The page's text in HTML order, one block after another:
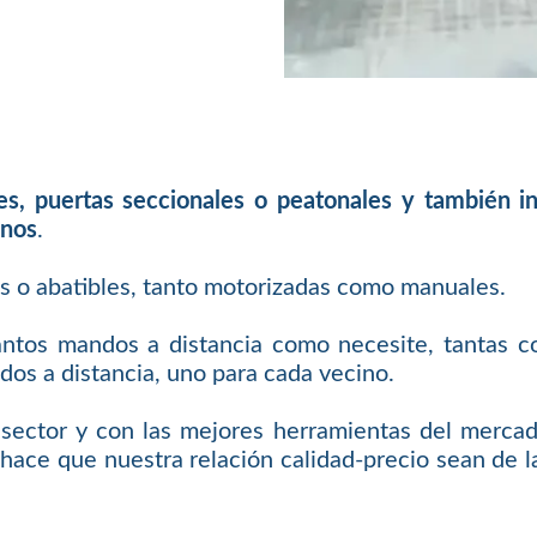
puertas seccionales o peatonales y también
.
abatibles, tanto motorizadas como manuales.
mandos a distancia como necesite, tantas
a distancia, uno para cada vecino.
y con las mejores herramientas del
que nuestra relación calidad-precio sean de